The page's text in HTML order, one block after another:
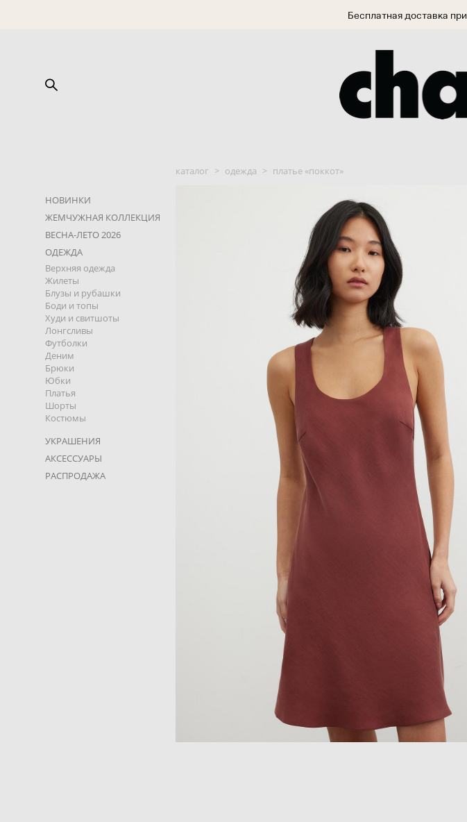
Бесплатная доставка
НОВИНКИ
ЖЕМЧУЖНАЯ КОЛЛЕКЦИЯ
ВЕСНА-ЛЕТО 2026
ОДЕЖДА
Верхняя одежда
Жилеты
Блузы и рубашки
Боди и топы
Худи и свитшоты
Лонгсливы
Футболки
Деним
Брюки
Юбки
Платья
Шорты
Костюмы
УКРАШЕНИЯ
АКСЕССУАРЫ
РАСПРОДАЖА
каталог > одежда > платье «поккот»